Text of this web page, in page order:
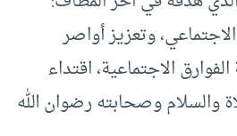
وتعزيز أواصر
الاجتماعية، اقتداء
والسلام وصحابته رضوان الله